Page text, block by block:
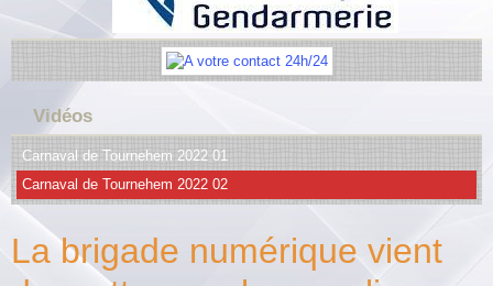
Vidéos
Carnaval de Tournehem 2022 01
Carnaval de Tournehem 2022 02
La brigade numérique vient